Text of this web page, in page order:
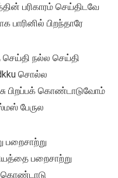
பரிகாரம் செய்திடவே
பாரினில் பிறந்தாரே
நல்ல செய்தி
சொல்ல
பிறப்பக் கொண்டாடுவோம்
பேருல
பறைசாற்று
பறைசாற்று
கொண்டாடு